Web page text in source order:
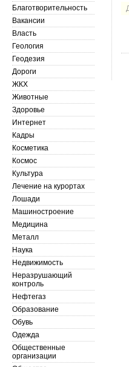
Благотворительность
Вакансии
Власть
Геология
Геодезия
Дороги
ЖКХ
Животные
Здоровье
Интернет
Кадры
Косметика
Космос
Культура
Лечение на курортах
Лошади
Машиностроение
Медицина
Металл
Наука
Недвижимость
Неразрушающий
контроль
Нефтегаз
Образование
Обувь
Одежда
Общественные
организации